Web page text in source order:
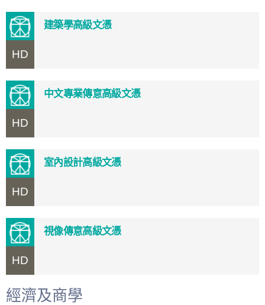
HD
建築學高級文憑
HD
中文專業傳意高級文憑
HD
室內設計高級文憑
HD
視像傳意高級文憑
經濟及商學